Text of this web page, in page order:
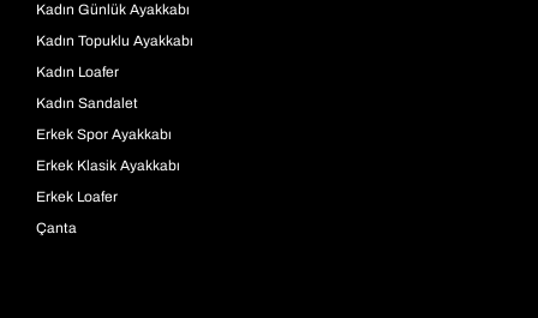
Kadın Günlük Ayakkabı
Kadın Topuklu Ayakkabı
Kadın Loafer
Kadın Sandalet
Erkek Spor Ayakkabı
Erkek Klasik Ayakkabı
Erkek Loafer
Çanta